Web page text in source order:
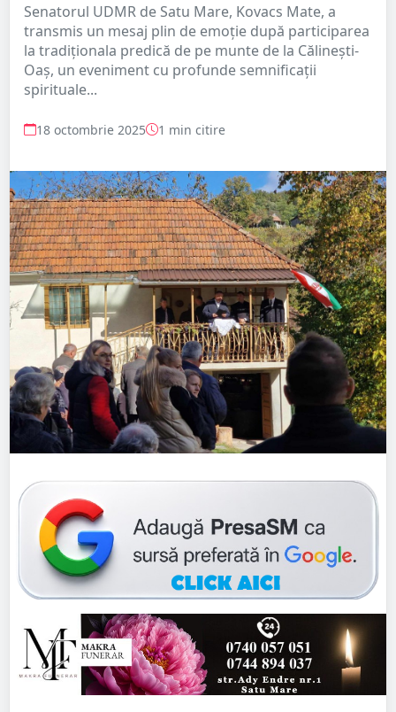
Senatorul UDMR de Satu Mare, Kovacs Mate, a
transmis un mesaj plin de emoție după participarea
la tradiționala predică de pe munte de la Călinești-
Oaș, un eveniment cu profunde semnificații
spirituale...
18 octombrie 2025 1 min citire